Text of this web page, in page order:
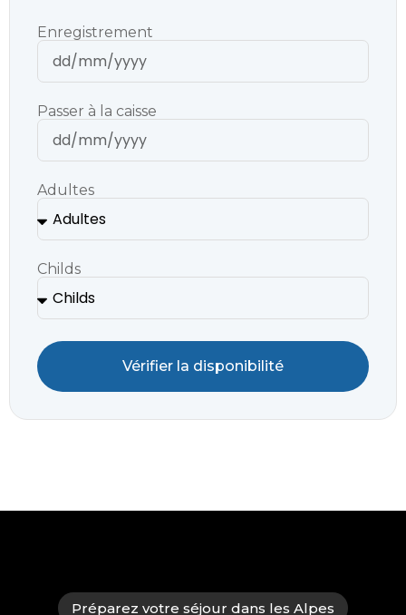
Enregistrement
Passer à la caisse
Adultes
Childs
Vérifier la disponibilité
Préparez votre séjour dans les Alpes